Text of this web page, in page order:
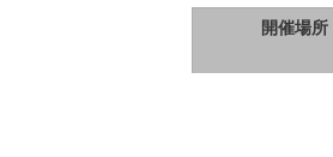
開催場所